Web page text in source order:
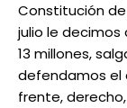
Constitución
julio le
13 millones,
defendamos el
frente,